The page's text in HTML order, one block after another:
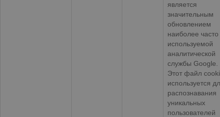
является
значительным
обновлением
наиболее часто
используемой
аналитической
службы Google.
Этот файл
используется
распознавания
уникальных
пользователей